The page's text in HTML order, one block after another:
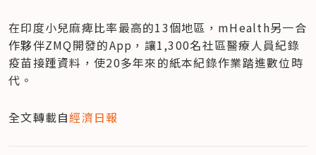
在印度小兒麻痺比率最高的13個地區，mHealth另一合
作夥伴ZMQ開發的App，讓1,300名社區醫療人員紀錄
疫苗接踵資料，使20多年來的紙本紀錄作業踏進數位時
代。
全文轉載自經濟日報